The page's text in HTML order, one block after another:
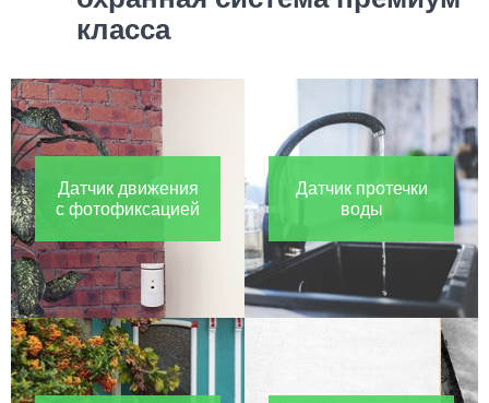
класса
Датчик движения
с фотофиксацией
Датчик протечки
воды